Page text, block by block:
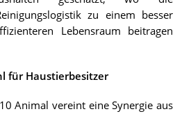
zu einem besser
Lebensraum beitragen
für Haustierbesitzer
Animal vereint eine Synergie aus